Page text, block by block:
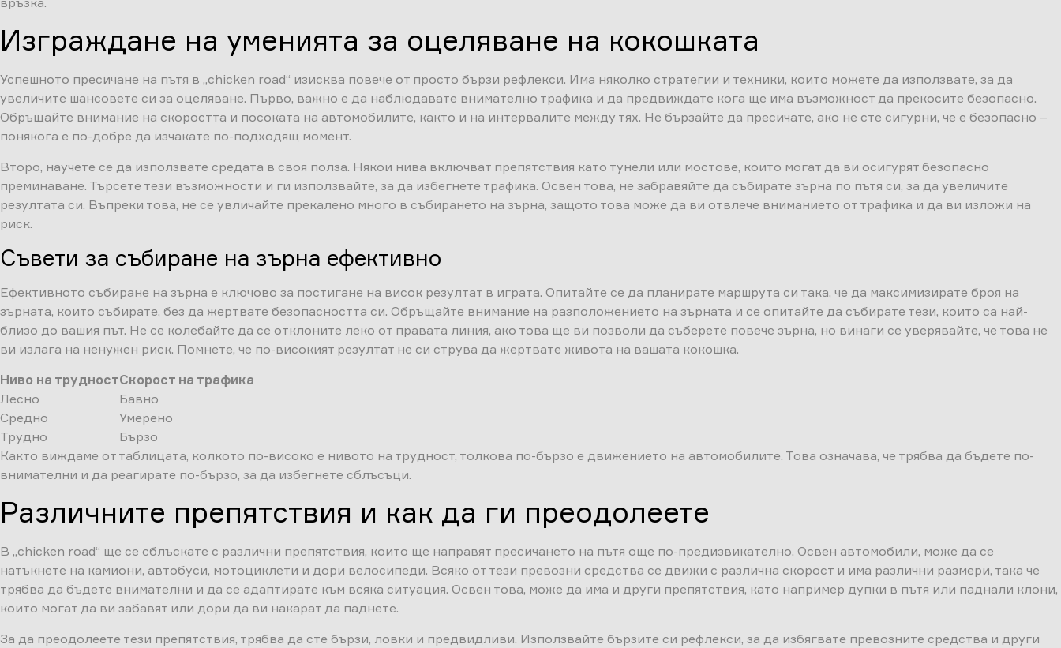
Изграждане на уменията за оцеляване на кокошката
Успешното пресичане на пътя в „chicken road“ изисква повече от просто бързи рефлекси. Има няколко стратегии и техники, които можете да използвате, за да
увеличите шансовете си за оцеляване. Първо, важно е да наблюдавате внимателно трафика и да предвиждате кога ще има възможност да прекосите безопасно.
Обръщайте внимание на скоростта и посоката на автомобилите, както и на интервалите между тях. Не бързайте да пресичате, ако не сте сигурни, че е безопасно –
понякога е по-добре да изчакате по-подходящ момент.
Второ, научете се да използвате средата в своя полза. Някои нива включват препятствия като тунели или мостове, които могат да ви осигурят безопасно
преминаване. Търсете тези възможности и ги използвайте, за да избегнете трафика. Освен това, не забравяйте да събирате зърна по пътя си, за да увеличите
резултата си. Въпреки това, не се увличайте прекалено много в събирането на зърна, защото това може да ви отвлече вниманието от трафика и да ви изложи на
риск.
Съвети за събиране на зърна ефективно
Ефективното събиране на зърна е ключово за постигане на висок резултат в играта. Опитайте се да планирате маршрута си така, че да максимизирате броя на
зърната, които събирате, без да жертвате безопасността си. Обръщайте внимание на разположението на зърната и се опитайте да събирате тези, които са най-
близо до вашия път. Не се колебайте да се отклоните леко от правата линия, ако това ще ви позволи да съберете повече зърна, но винаги се уверявайте, че това не
ви излага на ненужен риск. Помнете, че по-високият резултат не си струва да жертвате живота на вашата кокошка.
Ниво на трудностСкорост на трафика
Лесно
Бавно
Средно
Умерено
Трудно
Бързо
Както виждаме от таблицата, колкото по-високо е нивото на трудност, толкова по-бързо е движението на автомобилите. Това означава, че трябва да бъдете по-
внимателни и да реагирате по-бързо, за да избегнете сблъсъци.
Различните препятствия и как да ги преодолеете
В „chicken road“ ще се сблъскате с различни препятствия, които ще направят пресичането на пътя още по-предизвикателно. Освен автомобили, може да се
натъкнете на камиони, автобуси, мотоциклети и дори велосипеди. Всяко от тези превозни средства се движи с различна скорост и има различни размери, така че
трябва да бъдете внимателни и да се адаптирате към всяка ситуация. Освен това, може да има и други препятствия, като например дупки в пътя или паднали клони,
които могат да ви забавят или дори да ви накарат да паднете.
За да преодолеете тези препятствия, трябва да сте бързи, ловки и предвидливи. Използвайте бързите си рефлекси, за да избягвате превозните средства и други